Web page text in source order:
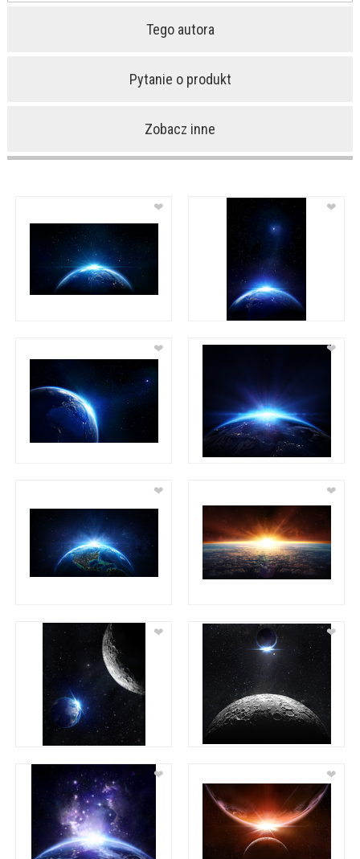
Tego autora
Pytanie o produkt
Zobacz inne
❤ ❤
❤ ❤
❤ ❤
❤ ❤
❤ ❤